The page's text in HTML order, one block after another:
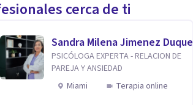
cerca de ti
Sandra Milena Jimenez Duque
PSICÓLOGA EXPERTA - RELACION DE
PAREJA Y ANSIEDAD
Miami
Terapia online